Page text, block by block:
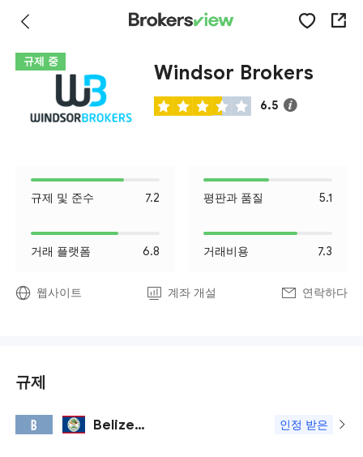
규제 중 Windsor Brokers
6.5
규제 및 준수 7.2 평판과 품질 5.1
거래 플랫폼 6.8 거래비용 7.3
웹사이트 계좌 개설 연락하다
규제
B Belize FSC 인정 받은